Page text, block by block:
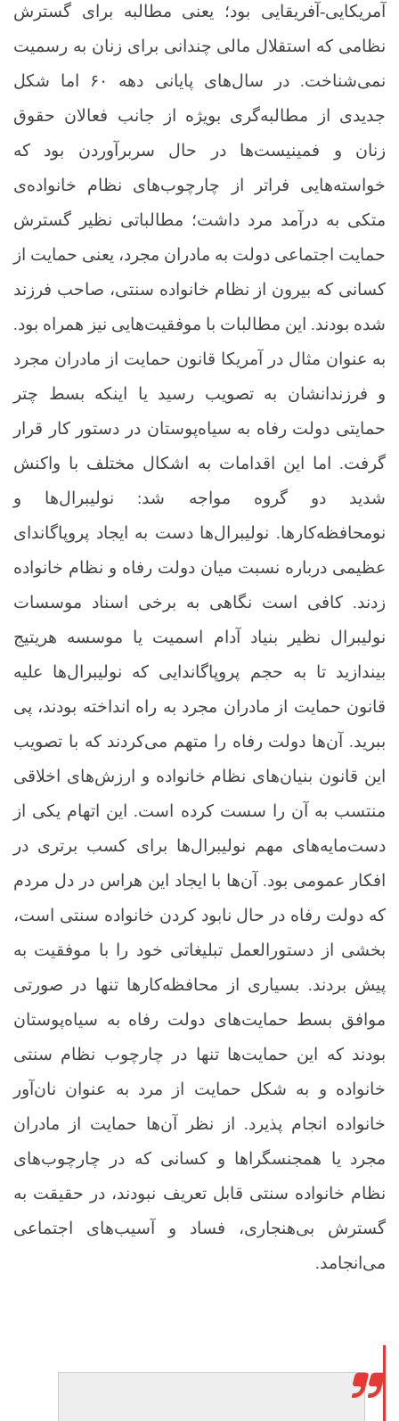
آمریکایی-آفریقایی بود؛ یعنی مطالبه برای گسترش
نظامی که استقلال مالی چندانی برای زنان به رسمیت
نمی‌شناخت. در سال‌های پایانی دهه ۶۰ اما شکل
جدیدی از مطالبه‌گری بویژه از جانب فعالان حقوق
زنان و فمینیست‌ها در حال سربرآوردن بود که
خواسته‌هایی فراتر از چارچوب‌های نظام خانواده‌ی
متکی به درآمد مرد داشت؛ مطالباتی نظیر گسترش
حمایت اجتماعی دولت به مادران مجرد، یعنی حمایت از
کسانی که بیرون از نظام خانواده سنتی، صاحب فرزند
شده بودند. این مطالبات با موفقیت‌هایی نیز همراه بود.
به عنوان مثال در آمریکا قانون حمایت از مادران مجرد
و فرزندانشان به تصویب رسید یا اینکه بسط چتر
حمایتی دولت رفاه به سیاه‌پوستان در دستور کار قرار
گرفت. اما این اقدامات به اشکال مختلف با واکنش
شدید دو گروه مواجه شد: نولیبرال‌ها و
نومحافظه‌کارها. نولیبرال‌ها دست به ایجاد پروپاگاندای
عظیمی درباره نسبت میان دولت رفاه و نظام خانواده
زدند. کافی است نگاهی به برخی اسناد موسسات
نولیبرال نظیر بنیاد آدام اسمیت یا موسسه هریتیج
بیندازید تا به حجم پروپاگاندایی که نولیبرال‌ها علیه
قانون حمایت از مادران مجرد به راه انداخته بودند، پی
ببرید. آن‌ها دولت رفاه را متهم می‌کردند که با تصویب
این قانون بنیان‌های نظام خانواده و ارزش‌های اخلاقی
منتسب به آن را سست کرده است. این اتهام یکی از
دست‌مایه‌های مهم نولیبرال‌ها برای کسب برتری در
افکار عمومی بود. آن‌ها با ایجاد این هراس در دل مردم
که دولت رفاه در حال نابود کردن خانواده سنتی است،
بخشی از دستورالعمل تبلیغاتی خود را با موفقیت به
پیش بردند. بسیاری از محافظه‌کارها تنها در صورتی
موافق بسط حمایت‌های دولت رفاه به سیاه‌پوستان
بودند که این حمایت‌ها تنها در چارچوب نظام سنتی
خانواده و به شکل حمایت از مرد به عنوان نان‌آور
خانواده انجام پذیرد. از نظر آن‌ها حمایت از مادران
مجرد یا همجنسگراها و کسانی که در چارچوب‌های
نظام خانواده سنتی قابل تعریف نبودند، در حقیقت به
گسترش بی‌هنجاری، فساد و آسیب‌های اجتماعی
می‌انجامد.